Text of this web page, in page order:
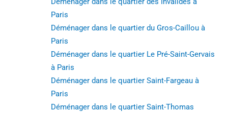
Paris
Déménager dans le quartier du Gros-Caillou à
Paris
Déménager dans le quartier Le Pré-Saint-Gervais
à Paris
Déménager dans le quartier Saint-Fargeau à
Paris
Déménager dans le quartier Saint-Thomas